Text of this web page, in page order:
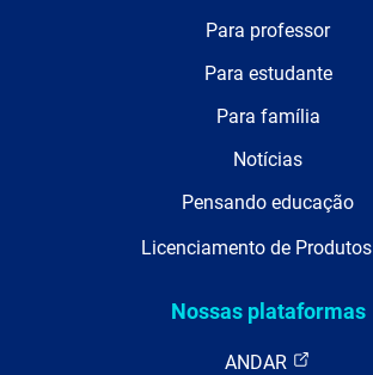
Para professor
Para estudante
Para família
Notícias
Pensando educação
Licenciamento de Produtos
Nossas plataformas
ANDAR